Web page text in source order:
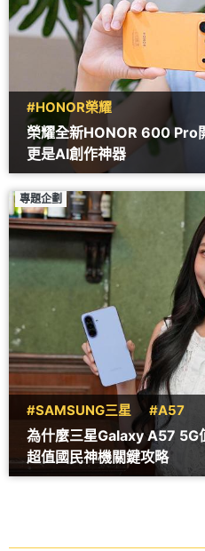
#HONOR榮耀
榮耀全新HONOR 600 Pro
更是AI創作神器
專題企劃
#SAMSUNG三星 #A57
為什麼三星Galaxy A57 5G
超值國民神機關鍵攻略